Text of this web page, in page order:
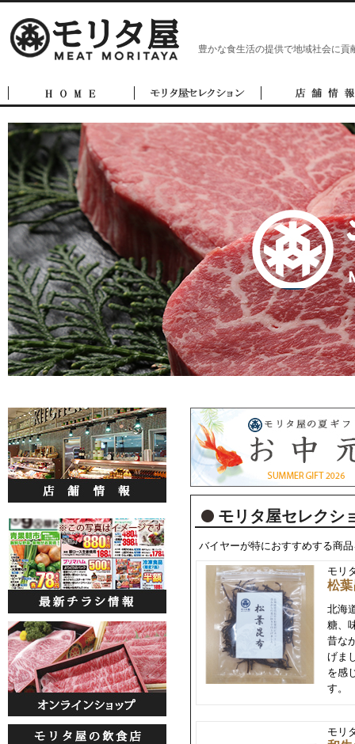
豊かな食生活の提供で地域社会に
モリタ屋セレクシ
バイヤーが特におすすめする商
モリ
松
北海
糖、
昔な
げま
を感
す。
モリ